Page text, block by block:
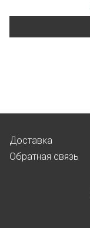
Доставка
Обратная связь